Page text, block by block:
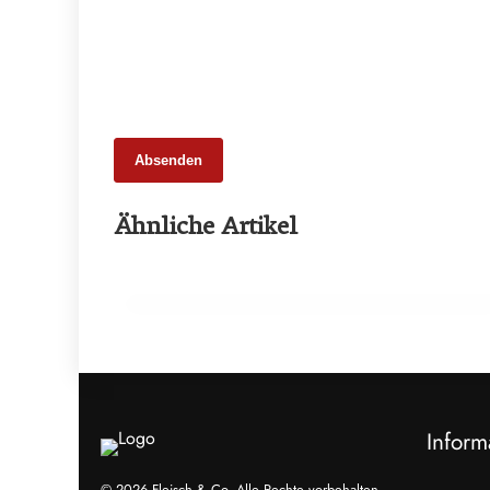
Absenden
Ähnliche Artikel
65 Millionen Euro Umsatz in der